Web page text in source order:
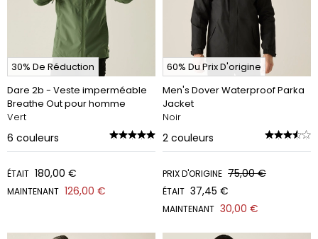
30% De Réduction
Dare 2b - Veste imperméable
Breathe Out pour homme
Vert
6 couleurs
ÉTAIT 180,00 €
MAINTENANT 126,00 €
60% Du Prix D'origine
Men's Dover Waterproof Parka
Jacket
Noir
2 couleurs
PRIX D'ORIGINE 75,00 €
ÉTAIT 37,45 €
MAINTENANT 30,00 €